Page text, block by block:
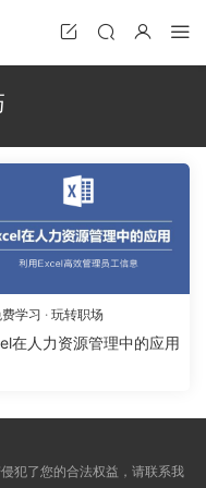
学习 · 玩转职场
在人力资源管理中的应用
犯了您的合法权益，请联系我